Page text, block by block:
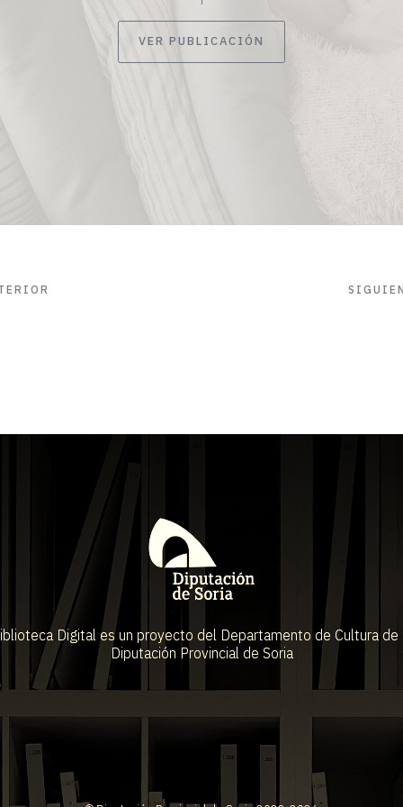
VER PUBLICACIÓN
Digital es un proyecto del Departamento de Cultura de
Diputación Provincial de Soria